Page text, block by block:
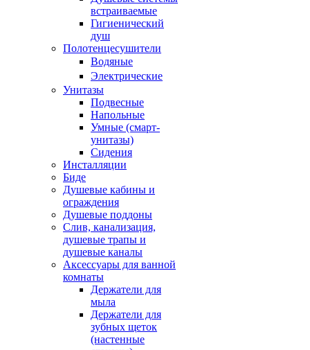
встраиваемые
Гигиенический
душ
Полотенцесушители
ㅤВодяные
ㅤЭлектрические
Унитазы
Подвесные
Напольные
Умные (смарт-
унитазы)
Сидения
Инсталляции
Биде
Душевые кабины и
ограждения
Душевые поддоны
Слив, канализация,
душевые трапы и
душевые каналы
Аксессуары для ванной
комнаты
Держатели для
мыла
Держатели для
зубных щеток
(настенные